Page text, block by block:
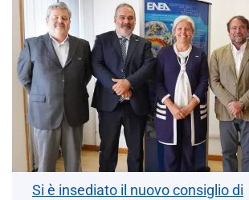
Si è insediato il nuovo consiglio di